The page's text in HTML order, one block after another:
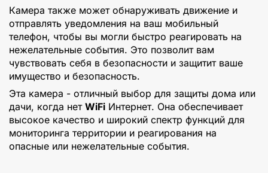
Камера также может обнаруживать движение и
отправлять уведомления на ваш мобильный
телефон, чтобы вы могли быстро реагировать на
нежелательные события. Это позволит вам
чувствовать себя в безопасности и защитит ваше
имущество и безопасность.
Эта камера - отличный выбор для защиты дома или
дачи, когда нет WiFi Интернет. Она обеспечивает
высокое качество и широкий спектр функций для
мониторинга территории и реагирования на
опасные или нежелательные события.